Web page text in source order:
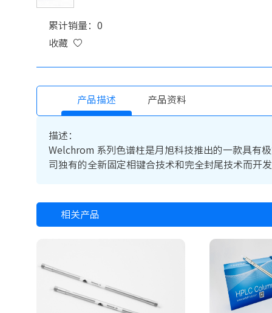
累计销量：0
收藏
产品描述 产品资料
描述：
Welchrom 系列色谱柱是月旭科技推出的一款具有
司独有的全新固定相键合技术和完全封尾技术而开
相关产品